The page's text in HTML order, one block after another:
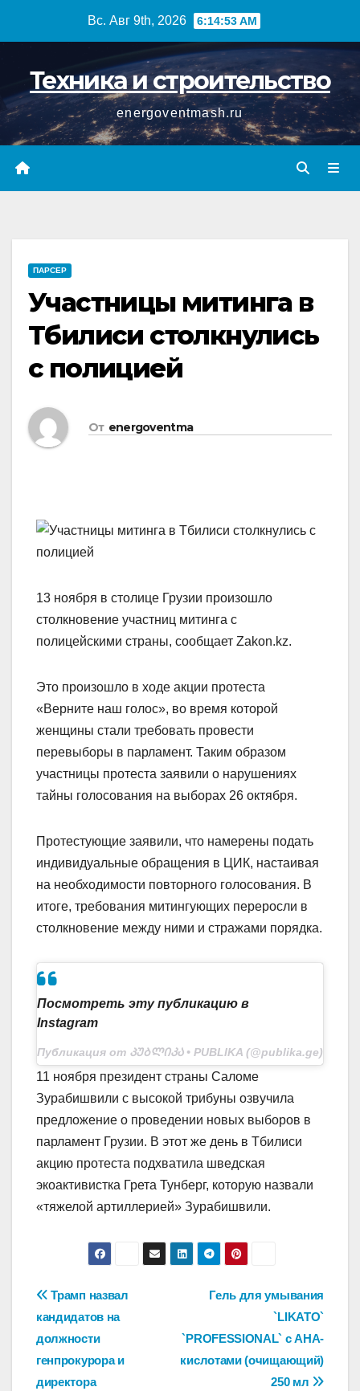
Вс. Авг 9th, 2026 6:14:53 AM
Техника и строительство
energoventmash.ru
ПАРСЕР
Участницы митинга в
Тбилиси столкнулись
с полицией
От energoventma
13 ноября в столице Грузии произошло
столкновение участниц митинга с
полицейскими страны, сообщает Zakon.kz.
Это произошло в ходе акции протеста
«Верните наш голос», во время которой
женщины стали требовать провести
перевыборы в парламент. Таким образом
участницы протеста заявили о нарушениях
тайны голосования на выборах 26 октября.
Протестующие заявили, что намерены подать
индивидуальные обращения в ЦИК, настаивая
на необходимости повторного голосования. В
итоге, требования митингующих переросли в
столкновение между ними и стражами порядка.
Посмотреть эту публикацию в
Instagram
Публикация от ᲞᲣᲑᲚᲘᲙᲐ • PUBLIKA (@publika.ge)
11 ноября президент страны Саломе
Зурабишвили с высокой трибуны озвучила
предложение о проведении новых выборов в
парламент Грузии. В этот же день в Тбилиси
акцию протеста подхватила шведская
экоактивистка Грета Тунберг, которую назвали
«тяжелой артиллерией» Зурабишвили.
Навигация
по
записям
Гель для умывания
`LIKATO`
`PROFESSIONAL` с АНА-
кислотами (очищающий)
250 мл
Трамп назвал
кандидатов на
должности
генпрокурора и
директора